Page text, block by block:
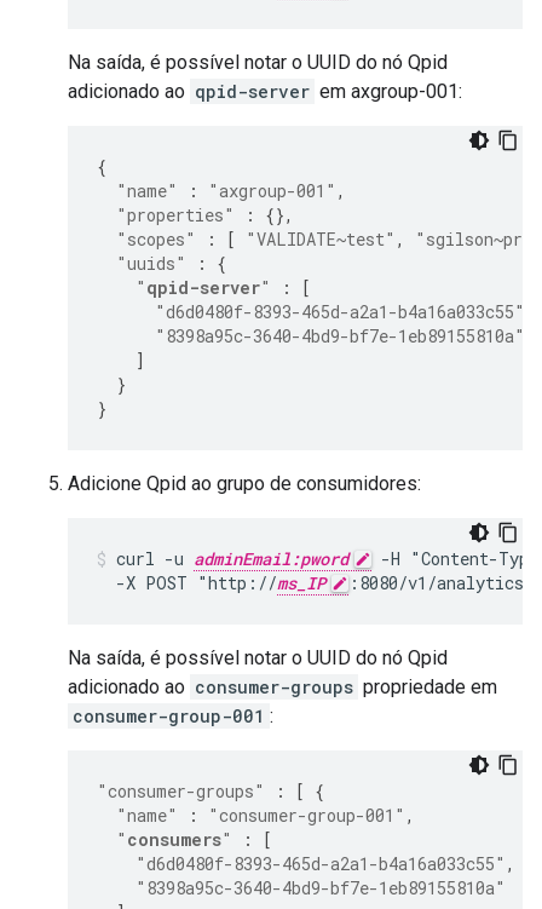
Na saída, é possível notar o UUID do nó Qpid
adicionado ao qpid-server em axgroup-001:
{
"name"
: "axgroup-001" ,
"properties"
:
{},
"scopes"
: [ "VALIDATE~test" ,
"uuids"
:
{
" qpid-server" :
[
"d6d0480f-8393-465d-a2a1-b4a16a033c55"
"8398a95c-3640-4bd9-bf7e-1eb89155810a"
]
}
}
Adicione Qpid ao grupo de consumidores:
curl -u adminEmail:pword
-H "Content-
  -X POST "http://
ms_IP :8080/v1/analytics/
Na saída, é possível notar o UUID do nó Qpid
adicionado ao consumer-groups propriedade em
consumer-group-001 :
"consumer-groups" : [ {
"name"
: "consumer-group-001" ,
" consumers" :
[
"d6d0480f-8393-465d-a2a1-b4a16a033c55" ,
"8398a95c-3640-4bd9-bf7e-1eb89155810a"